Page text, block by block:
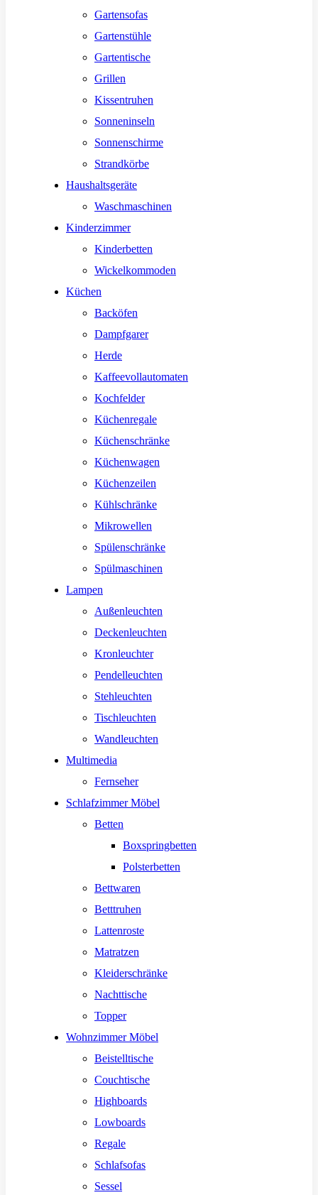
Gartensofas
Gartenstühle
Gartentische
Grillen
Kissentruhen
Sonneninseln
Sonnenschirme
Strandkörbe
Haushaltsgeräte
Waschmaschinen
Kinderzimmer
Kinderbetten
Wickelkommoden
Küchen
Backöfen
Dampfgarer
Herde
Kaffeevollautomaten
Kochfelder
Küchenregale
Küchenschränke
Küchenwagen
Küchenzeilen
Kühlschränke
Mikrowellen
Spülenschränke
Spülmaschinen
Lampen
Außenleuchten
Deckenleuchten
Kronleuchter
Pendelleuchten
Stehleuchten
Tischleuchten
Wandleuchten
Multimedia
Fernseher
Schlafzimmer Möbel
Betten
Boxspringbetten
Polsterbetten
Bettwaren
Betttruhen
Lattenroste
Matratzen
Kleiderschränke
Nachttische
Topper
Wohnzimmer Möbel
Beistelltische
Couchtische
Highboards
Lowboards
Regale
Schlafsofas
Sessel